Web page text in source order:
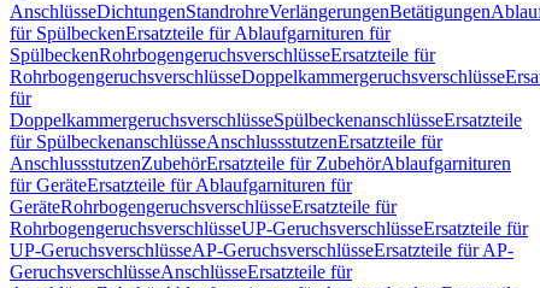
AnschlüsseDichtungenStandrohreVerlängerungenBetätigungen
für SpülbeckenErsatzteile für Ablaufgarnituren für
SpülbeckenRohrbogengeruchsverschlüsseErsatzteile für
RohrbogengeruchsverschlüsseDoppelkammergeruchsverschlüsse
für
DoppelkammergeruchsverschlüsseSpülbeckenanschlüsseErsatzteile
für SpülbeckenanschlüsseAnschlussstutzenErsatzteile für
AnschlussstutzenZubehörErsatzteile für ZubehörAblaufgarnituren
für GeräteErsatzteile für Ablaufgarnituren für
GeräteRohrbogengeruchsverschlüsseErsatzteile für
RohrbogengeruchsverschlüsseUP-GeruchsverschlüsseErsatzteile für
UP-GeruchsverschlüsseAP-GeruchsverschlüsseErsatzteile für AP-
GeruchsverschlüsseAnschlüsseErsatzteile für